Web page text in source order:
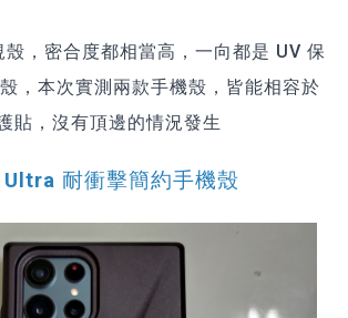
殼，密合度都相當高，一向都是 UV 保
，本次實測兩款手機殼，皆能相容於
貼，沒有頂邊的情況發生
Ultra 耐衝擊簡約手機殼